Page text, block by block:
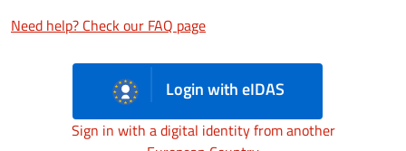
Need help? Check our FAQ page
Login with eIDAS
Sign in with a digital identity from another